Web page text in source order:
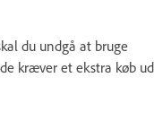
du undgå at bruge
kræver et ekstra køb ud